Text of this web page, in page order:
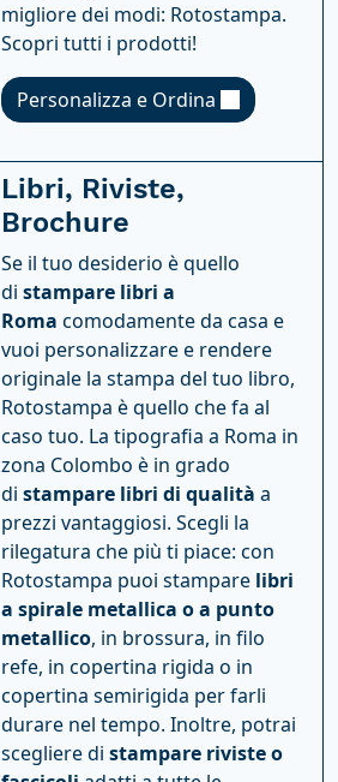
migliore dei modi: Rotostampa.
Scopri tutti i prodotti!
Personalizza e Ordina
Libri, Riviste,
Brochure
Se il tuo desiderio è quello
di stampare libri a
Roma comodamente da casa e
vuoi personalizzare e rendere
originale la stampa del tuo libro,
Rotostampa è quello che fa al
caso tuo. La tipografia a Roma in
zona Colombo è in grado
di stampare libri di qualità a
prezzi vantaggiosi. Scegli la
rilegatura che più ti piace: con
Rotostampa puoi stampare libri
a spirale metallica o a punto
metallico, in brossura, in filo
refe, in copertina rigida o in
copertina semirigida per farli
durare nel tempo. Inoltre, potrai
scegliere di stampare riviste o